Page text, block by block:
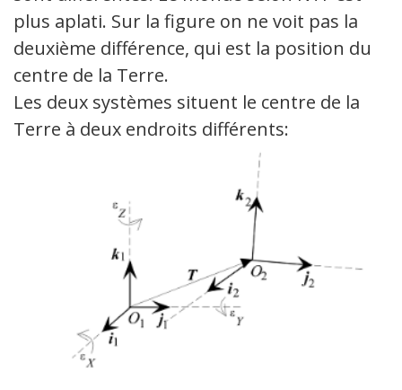
plus aplati. Sur la figure on ne voit pas la
deuxième différence, qui est la position du
centre de la Terre.
Les deux systèmes situent le centre de la
Terre à deux endroits différents: